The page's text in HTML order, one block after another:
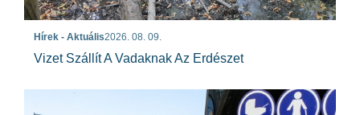
Hírek - Aktuális2026. 08. 09.
Vizet Szállít A Vadaknak Az Erdészet